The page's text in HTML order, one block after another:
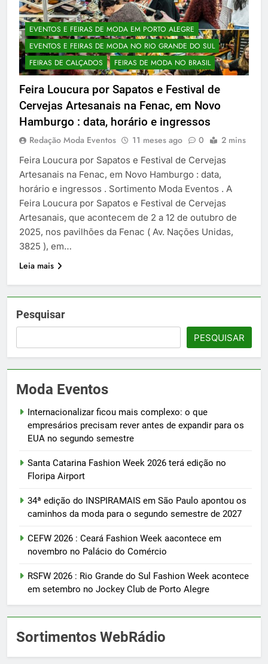
EVENTOS E FEIRAS DE MODA EM PORTO ALEGRE
EVENTOS E FEIRAS DE MODA NO RIO GRANDE DO SUL
FEIRAS DE CALÇADOS
FEIRAS DE MODA NO BRASIL
Feira Loucura por Sapatos e Festival de
Cervejas Artesanais na Fenac, em Novo
Hamburgo : data, horário e ingressos
Redação Moda Eventos 11 meses ago 0 2 mins
Feira Loucura por Sapatos e Festival de Cervejas
Artesanais na Fenac, em Novo Hamburgo : data,
horário e ingressos . Sortimento Moda Eventos . A
Feira Loucura por Sapatos e Festival de Cervejas
Artesanais, que acontecem de 2 a 12 de outubro de
2025, nos pavilhões da Fenac ( Av. Nações Unidas,
3825 ), em…
Leia mais
Pesquisar
PESQUISAR
Moda Eventos
Internacionalizar ficou mais complexo: o que
empresários precisam rever antes de expandir para os
EUA no segundo semestre
Santa Catarina Fashion Week 2026 terá edição no
Floripa Airport
34ª edição do INSPIRAMAIS em São Paulo apontou os
caminhos da moda para o segundo semestre de 2027
CEFW 2026 : Ceará Fashion Week aacontece em
novembro no Palácio do Comércio
RSFW 2026 : Rio Grande do Sul Fashion Week acontece
em setembro no Jockey Club de Porto Alegre
Sortimentos WebRádio